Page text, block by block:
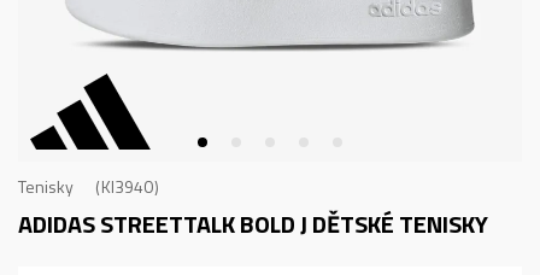
Tenisky KI3940
ADIDAS STREETTALK BOLD JDĚTSKÉ TENISKY